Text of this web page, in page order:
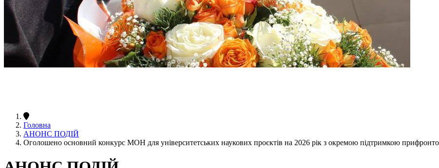
Головна
АНОНС ПОДІЙ
Оголошено основний конкурс МОН для університетських наукових проєктів на 2026 рік з окремою підтримкою